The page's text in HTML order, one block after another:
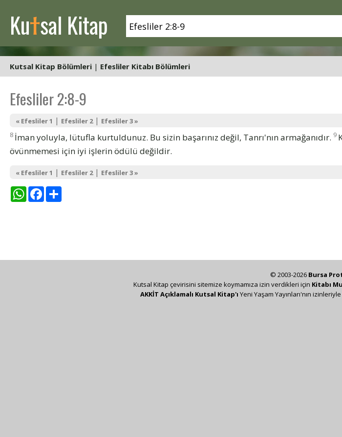
Kutsal Kitap
Kutsal Kitap Bölümleri | Efesliler Kitabı Bölümleri
Efesliler 2:8-9
« Efesliler 1 | Efesliler 2| Efesliler 3 »
8 İman yoluyla, lütufla kurtuldunuz. Bu sizin başarınız değil, Tanrı'nın armağanıdır. 9
övünmemesi için iyi işlerin ödülü değildir.
« Efesliler 1 | Efesliler 2| Efesliler 3 »
WhatsAppFacebook
© 2003-2026 Bursa
Kutsal Kitap çevirisini sitemize koymamıza izin verdikleri için Kitabı
AKKİT Açıklamalı Kutsal Kitap'ı Yeni Yaşam Yayınları'nın